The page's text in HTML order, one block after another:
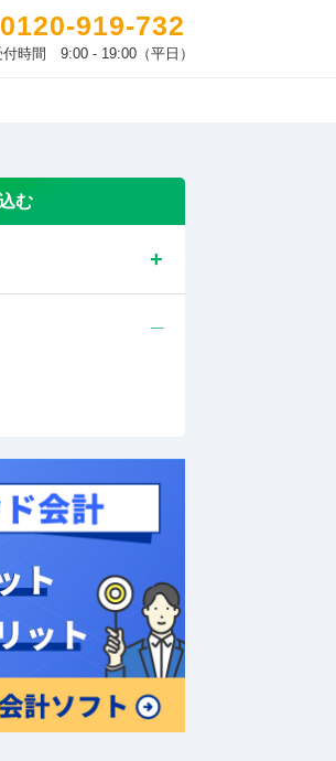
0120-919-732
付時間 9:00 - 19:00（平日）
む